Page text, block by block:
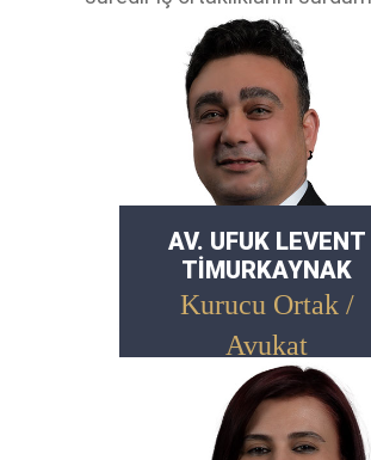
AV. UFUK LEVENT
TİMURKAYNAK
Kurucu Ortak /
Avukat